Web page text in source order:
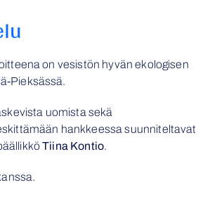
on vesistön hyvän ekologisen
Pieksässä.
uomista sekä
hankkeessa suunniteltavat
Tiina Kontio.